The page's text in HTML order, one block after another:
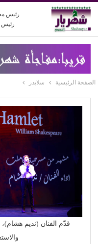
رئيس
رئيس
الصفحة الرئيسية سلايدر
قدّم الفنان (نديم